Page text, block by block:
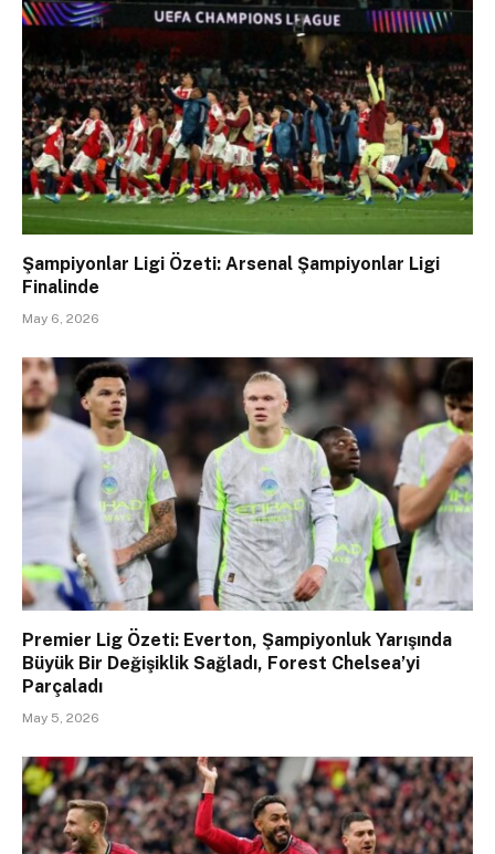
Şampiyonlar Ligi Özeti: Arsenal Şampiyonlar Ligi
Finalinde
May 6, 2026
Premier Lig Özeti: Everton, Şampiyonluk Yarışında
Büyük Bir Değişiklik Sağladı, Forest Chelsea’yi
Parçaladı
May 5, 2026